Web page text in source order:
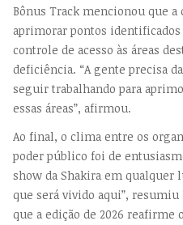
Bônus Track mencionou que a
aprimorar pontos
controle de acesso às áreas
deficiência. “A gente precisa
seguir trabalhando para
essas áreas”, afirmou.
Ao final, o clima entre os
poder público foi de
show da Shakira em qualquer
que será vivido aqui”, resumiu
que a edição de 2026 reafirme